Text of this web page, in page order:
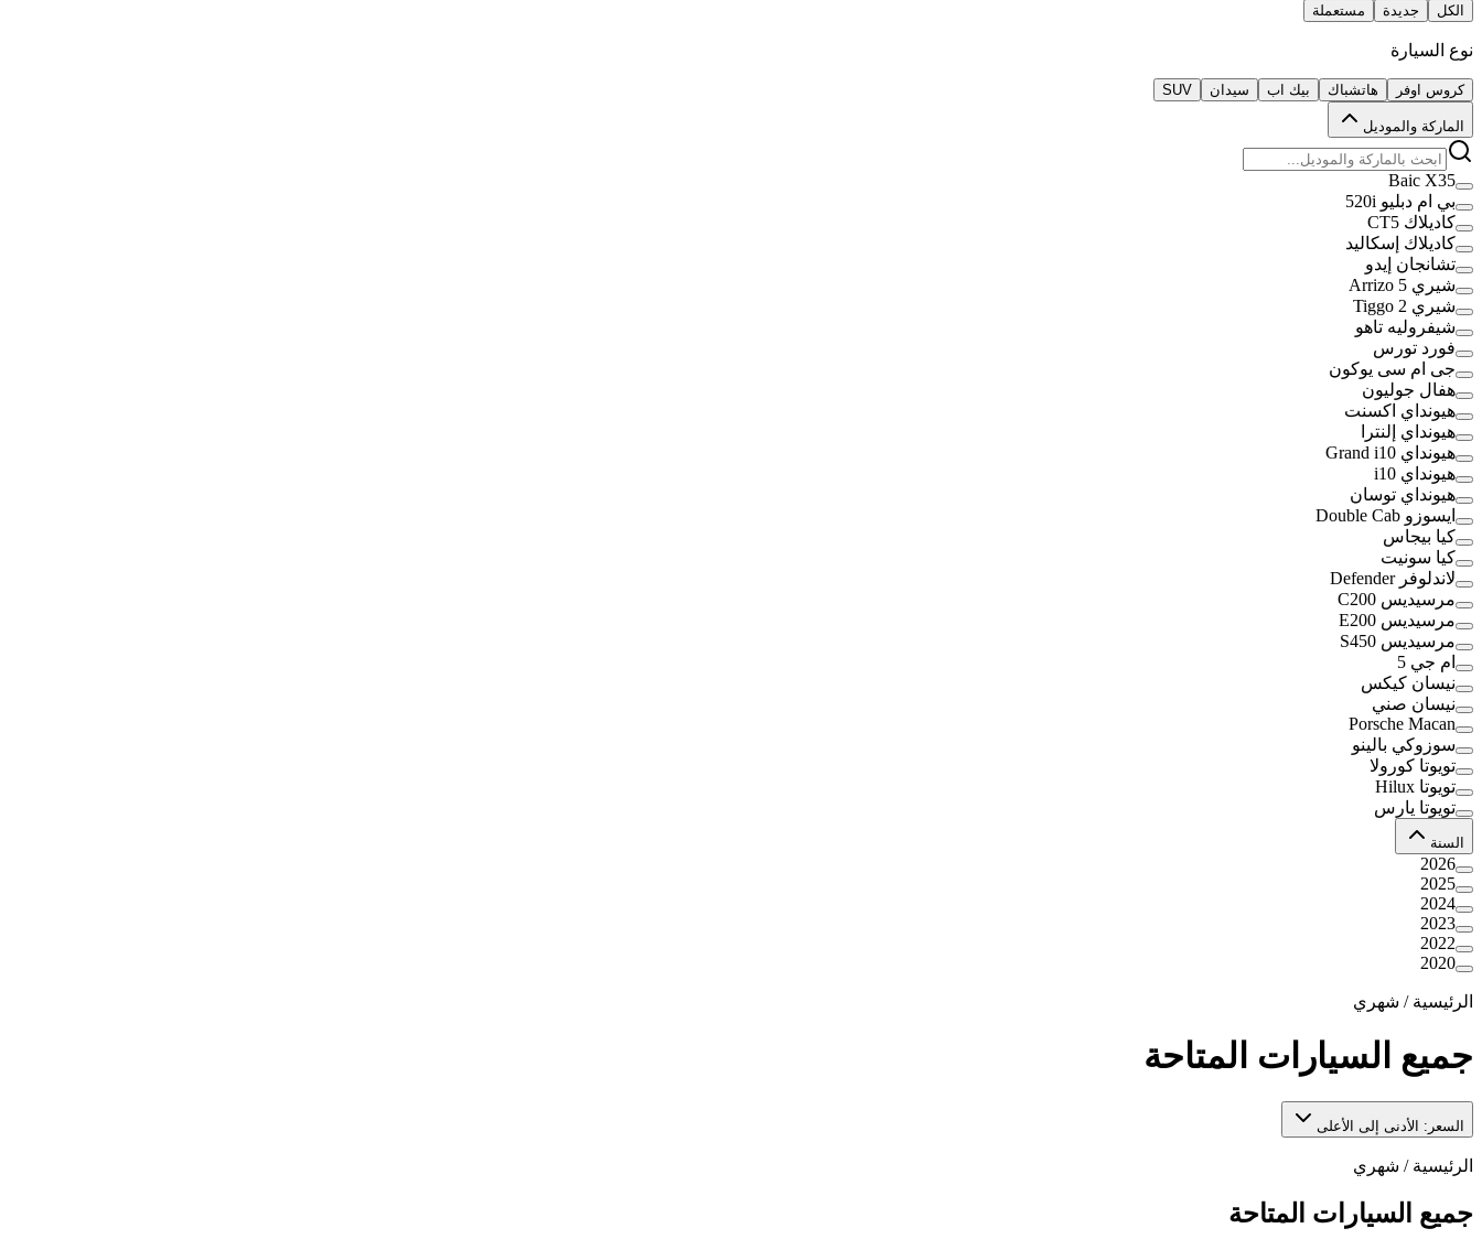
الكل جديدة مستعملة
نوع السيارة
كروس اوفر هاتشباك بيك اب سيدان SUV
الماركة والموديل
Baic X35
بي ام دبليو 520i
كاديلاك CT5
كاديلاك إسكاليد
تشانجان إيدو
شيري Arrizo 5
شيري Tiggo 2
شيفروليه تاهو
فورد تورس
جى ام سى يوكون
هفال جوليون
هيونداي اكسنت
هيونداي إلنترا
هيونداي Grand i10
هيونداي i10
هيونداي توسان
ايسوزو Double Cab
كيا بيجاس
كيا سونيت
لاندلوفر Defender
مرسيديس C200
مرسيديس E200
مرسيديس S450
ام جي 5
نيسان كيكس
نيسان صني
Porsche Macan
سوزوكي بالينو
تويوتا كورولا
تويوتا Hilux
تويوتا يارس
السنة
2026
2025
2024
2023
2022
2020
الرئيسية / شهري
جميع السيارات المتاحة
السعر: الأدنى إلى الأعلى
الرئيسية / شهري
جميع السيارات المتاحة